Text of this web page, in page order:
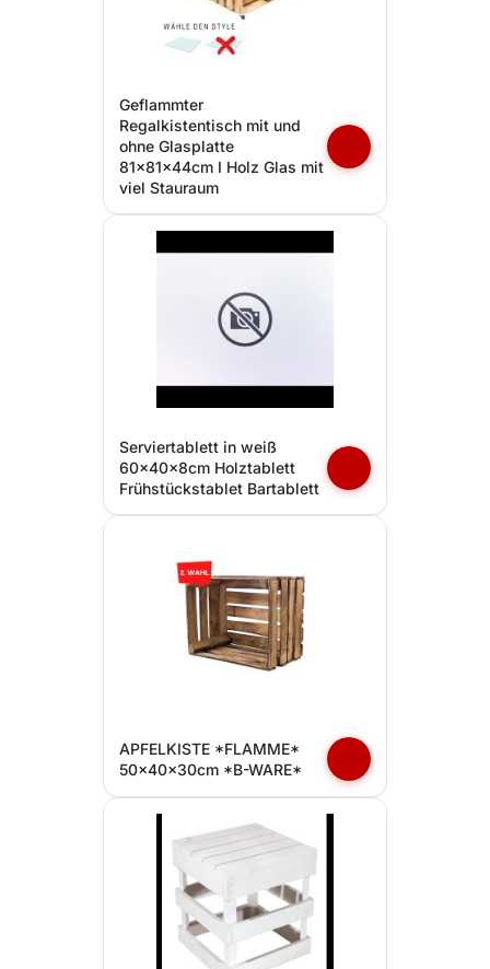
Geflammter
Regalkistentisch mit und
ohne Glasplatte
81x81x44cm I Holz Glas mit
viel Stauraum
Serviertablett in weiß
60x40x8cm Holztablett
Frühstückstablet Bartablett
APFELKISTE *FLAMME*
50x40x30cm *B-WARE*